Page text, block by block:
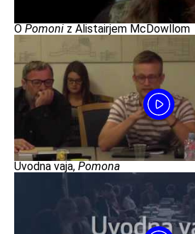
O Pomoni z Alistairjem McDowllom
Uvodna vaja, Pomona